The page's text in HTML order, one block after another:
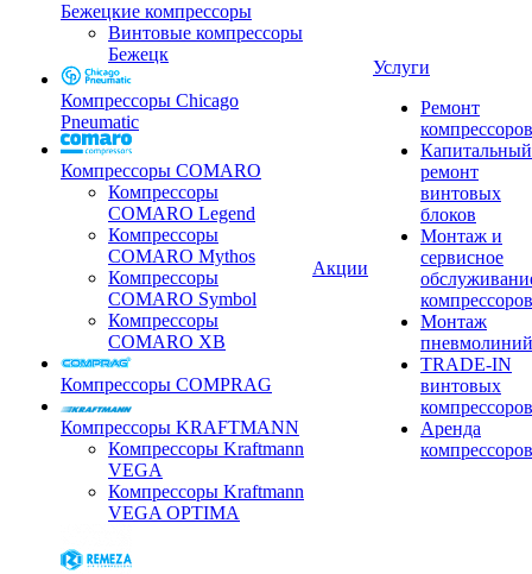
Бежецкие компрессоры
Винтовые компрессоры
Бежецк
Компрессоры Chicago
Pneumatic
Компрессоры COMARO
Компрессоры
COMARO Legend
Компрессоры
COMARO Mythos
Компрессоры
COMARO Symbol
Компрессоры
COMARO XB
Компрессоры COMPRAG
Компрессоры KRAFTMANN
Компрессоры Kraftmann
VEGA
Компрессоры Kraftmann
VEGA OPTIMA
Акции
Услуги
Ремонт
компрессоров
Капитальный
ремонт
винтовых
блоков
Монтаж и
сервисное
компрессоров
Монтаж
пневмолиний
TRADE-IN
винтовых
компрессоров
Аренда
компрессоров